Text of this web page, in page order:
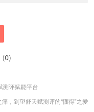
(0)
测评赋能平台
，到望舒天赋测评的“懂得”之爱